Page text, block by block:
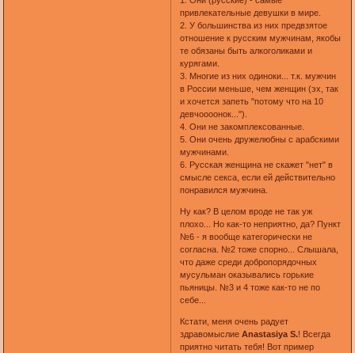
привлекательные девушки в мире.
2. У большинства из них предвзятое
отношение к русским мужчинам, якобы
те обязаны быть алкоголиками и
курягами.
3. Многие из них одиноки... т.к. мужчин
в России меньше, чем женщин (эх, так
и хочется запеть "потому что на 10
девчоооонок...").
4. Они не закомплексованные.
5. Они очень дружелюбны с арабскими
мужчинами.
6. Русская женщина не скажет "нет" в
смысле секса, если ей действительно
понравился мужчина.
Ну как? В целом вроде не так уж
плохо... Но как-то неприятно, да? Пункт
№6 - я вообще категорически не
согласна. №2 тоже спорно... Слышала,
что даже среди добропорядочных
мусульман оказывались горькие
пьяницы. №3 и 4 тоже как-то не по
себе...
Кстати, меня очень радует
здравомыслие Anastasiya S.! Всегда
приятно читать тебя! Вот пример